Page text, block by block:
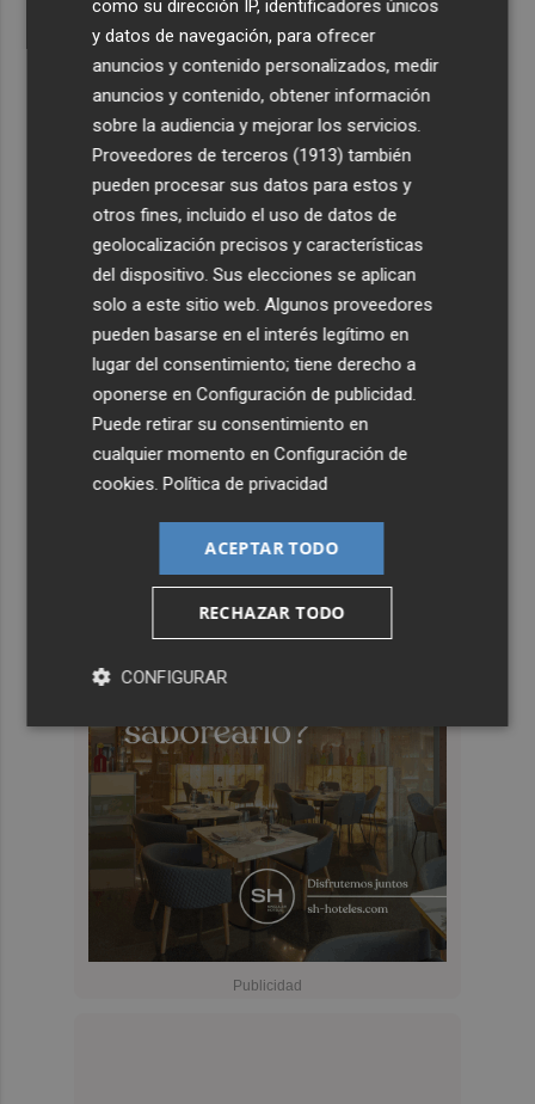
como su dirección IP, identificadores únicos
y datos de navegación, para ofrecer
anuncios y contenido personalizados, medir
anuncios y contenido, obtener información
sobre la audiencia y mejorar los servicios.
Proveedores de terceros (1913) también
pueden procesar sus datos para estos y
otros fines, incluido el uso de datos de
geolocalización precisos y características
del dispositivo. Sus elecciones se aplican
solo a este sitio web. Algunos proveedores
pueden basarse en el interés legítimo en
lugar del consentimiento; tiene derecho a
oponerse enConfiguración de publicidad
Puede retirar su consentimiento en
cualquier momento enConfiguración de
cookies .Política de privacidad
ACEPTAR TODO
RECHAZAR TODO
CONFIGURAR